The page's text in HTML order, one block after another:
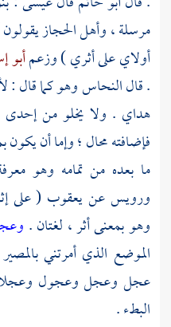
مرسلة ،وأهلالحجاز
أولاي على أثري ) وزعمأبو
. قالالنحاسوهو كما قال :
هداي . ولا يخلو من إحدى
فإضافته محال ؛ وإما أن
ما بعده من تمامه وهو
ورويسعنيعقوب ( على
وهو بمعنى أثر ، لغتان .
الموضع الذي أمرتني
عجل وعجل وعجول
البطء .